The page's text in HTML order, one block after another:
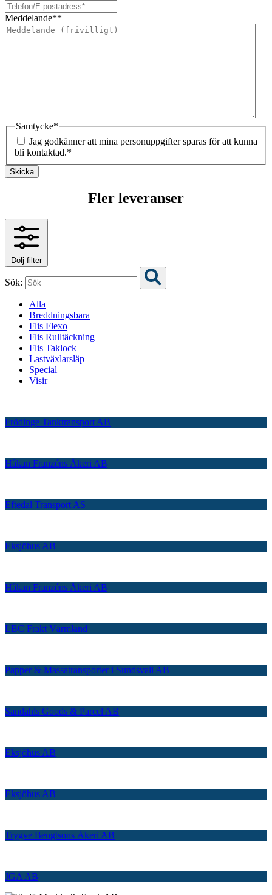
Meddelande**
Samtycke*
Jag godkänner att mina personuppgifter sparas för att kunna
bli kontaktad.*
Skicka
Fler leveranser
Dölj filter
Sök:
Alla
Breddningsbara
Flis Flexo
Flis Rulltäckning
Flis Taklock
Lastväxlarsläp
Special
Visir
Frödinge Tanktransport AB
Håkan Franzéns Åkeri AB
Eftedal Transport AS
Eksjöhus AB
Håkan Franzéns Åkeri AB
LBC Frakt Värmland
Papper & Massatransporter i Sundsvall AB
Sandahls Goods & Parcel AB
Eksjöhus AB
Eksjöhus AB
Trygve Bengtsons Åkeri AB
JGA AB